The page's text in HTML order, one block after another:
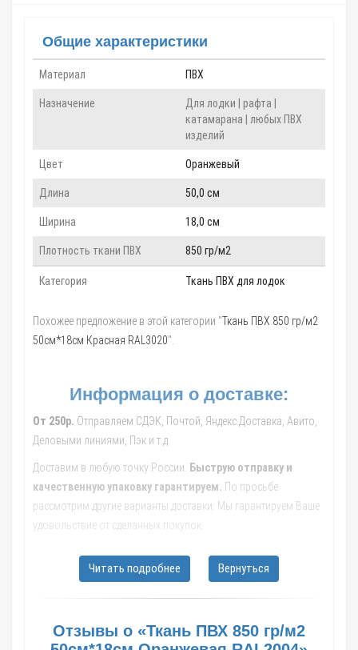
Общие характеристики
Материал ПВХ
Назначение
Для лодки | рафта |
катамарана | любых ПВХ
изделий
Цвет Оранжевый
Длина 50,0 см
Ширина 18,0 см
Плотность ткани ПВХ 850 гр/м2
Категория Ткань ПВХ для лодок
Похожее предложение в этой категории "Ткань ПВХ 850 гр/м2
50см*18см Красная RAL3020".
Информация о доставке:
От 250р. Отправляем СДЭК, Почтой, Яндекс.Доставка, Авито,
Деловыми линиями, Пэк и т.д.
Доставим в любую точку России.
Быструю отправку и
качественную упаковку гарантируем. По просьбе
рассмотрим другие варианты доставки. Мы гарантируем Ваше
удовольствие от сделанных покупок.
транспортной компании, рассчитают стоимость и сроки
Екатеринбург; Казань; Нижний Новгород; Челябинск; Самара;
Читать подробнее Вернуться
Отзывы о «Ткань ПВХ 850 гр/м2